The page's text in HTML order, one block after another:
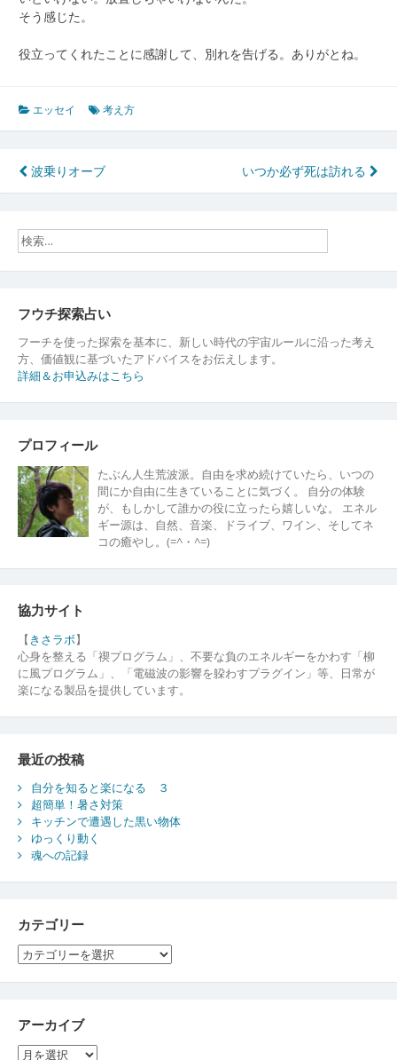
そう感じた。
役立ってくれたことに感謝して、別れを告げる。ありがとね。
エッセイ 考え方
投
稿
ナ
ビ
ー
シ
ョ
ン
波乗りオーブ いつか必ず死は訪れる
フウチ探索占い
フーチを使った探索を基本に、新しい時代の宇宙ルールに沿った考え
方、価値観に基づいたアドバイスをお伝えします。
詳細＆お申込みはこちら
プロフィール
たぶん人生荒波派。自由を求め続けていたら、いつの
間にか自由に生きていることに気づく。 自分の体験
が、もしかして誰かの役に立ったら嬉しいな。 エネル
ギー源は、自然、音楽、ドライブ、ワイン、そしてネ
コの癒やし。(=^・^=)
協力サイト
【 きさラボ】
心身を整える「禊プログラム」、不要な負のエネルギーをかわす「柳
に風プログラム」、「電磁波の影響を躱わすプラグイン」等、日常が
楽になる製品を提供しています。
最近の投稿
自分を知ると楽になる ３
超簡単！暑さ対策
キッチンで遭遇した黒い物体
ゆっくり動く
魂への記録
カテゴリー
カ
テ
ゴ
ー
アーカイブ
ア